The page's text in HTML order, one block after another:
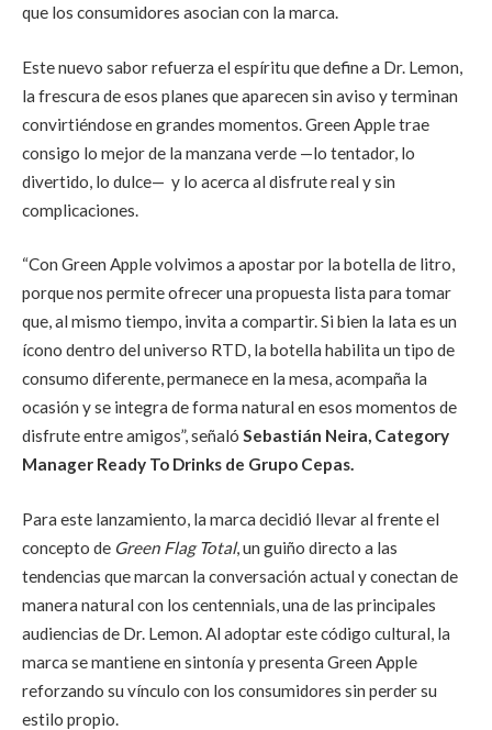
que los consumidores asocian con la marca.
Este nuevo sabor refuerza el espíritu que define a Dr. Lemon,
la frescura de esos planes que aparecen sin aviso y terminan
convirtiéndose en grandes momentos. Green Apple trae
consigo lo mejor de la manzana verde —lo tentador, lo
divertido, lo dulce— y lo acerca al disfrute real y sin
complicaciones.
“Con Green Apple volvimos a apostar por la botella de litro,
porque nos permite ofrecer una propuesta lista para tomar
que, al mismo tiempo, invita a compartir. Si bien la lata es un
ícono dentro del universo RTD, la botella habilita un tipo de
consumo diferente, permanece en la mesa, acompaña la
ocasión y se integra de forma natural en esos momentos de
disfrute entre amigos”,señaló Sebastián Neira, Category
Manager Ready To Drinks de Grupo Cepas.
Para este lanzamiento, la marca decidió llevar al frente el
concepto de Green Flag Total, un guiño directo a las
tendencias que marcan la conversación actual y conectan de
manera natural con los centennials, una de las principales
audiencias de Dr. Lemon. Al adoptar este código cultural, la
marca se mantiene en sintonía y presenta Green Apple
reforzando su vínculo con los consumidores sin perder su
estilo propio.